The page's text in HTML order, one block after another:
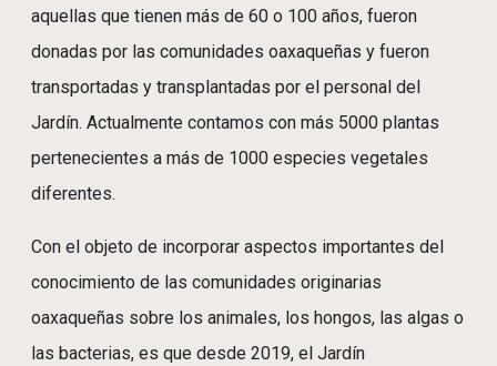
aquellas que tienen más de 60 o 100 años, fueron
donadas por las comunidades oaxaqueñas y fueron
transportadas y transplantadas por el personal del
Jardín. Actualmente contamos con más 5000 plantas
pertenecientes a más de 1000 especies vegetales
diferentes.
Con el objeto de incorporar aspectos importantes del
conocimiento de las comunidades originarias
oaxaqueñas sobre los animales, los hongos, las algas o
las bacterias, es que desde 2019, el Jardín